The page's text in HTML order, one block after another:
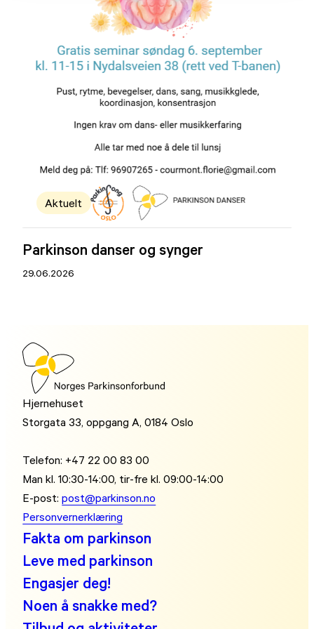
Aktuelt
Parkinson danser og synger
29.06.2026
Hjernehuset
Storgata 33, oppgang A, 0184 Oslo
Telefon: +47 22 00 83 00
Man kl. 10:30-14:00, tir-fre kl. 09:00-14:00
E-post:post@parkinson.no
Personvernerklæring
Fakta om parkinson
Leve med parkinson
Engasjer deg!
Noen å snakke med?